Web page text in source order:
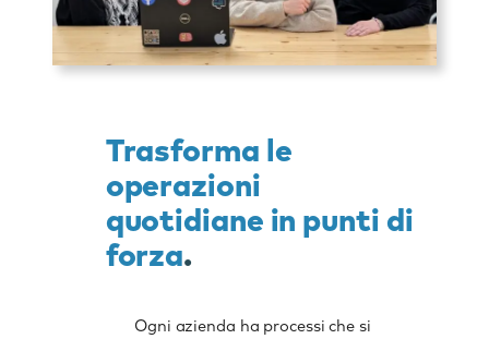
Trasforma le
operazioni
quotidiane in punti di
forza.
Ogni azienda ha processi che si